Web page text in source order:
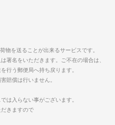
物を送ることが出来るサービスです。
署名をいただきます。ご不在の場合は、
行う郵便局へ持ち戻ります。
賠償は行いません。
は入らない事がございます。
きますので